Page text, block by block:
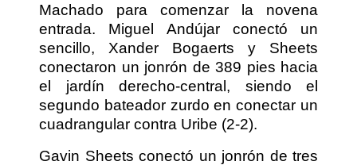
Machado para comenzar la novena
entrada. Miguel Andújar conectó un
sencillo, Xander Bogaerts y Sheets
conectaron un jonrón de 389 pies hacia
el jardín derecho-central, siendo el
segundo bateador zurdo en conectar un
cuadrangular contra Uribe (2-2).
Gavin Sheets conectó un jonrón de tres